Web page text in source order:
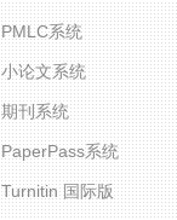
PMLC系统
小论文系统
期刊系统
PaperPass系统
Turnitin 国际版